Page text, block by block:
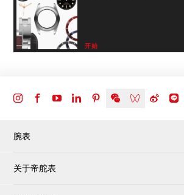
开始
腕表
关于帝舵表